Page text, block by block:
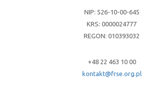
NIP: 526-10-00-645
KRS: 0000024777
REGON: 010393032
+48 22 463 10 00
kontakt@frse.org.pl